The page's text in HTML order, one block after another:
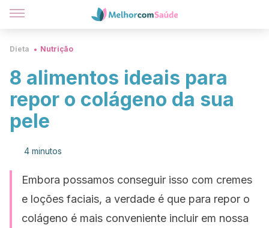
Dieta Nutrição
8 alimentos ideais para
repor o colágeno da sua
pele
4 minutos
Embora possamos conseguir isso com cremes
e loções faciais, a verdade é que para repor o
colágeno é mais conveniente incluir em nossa